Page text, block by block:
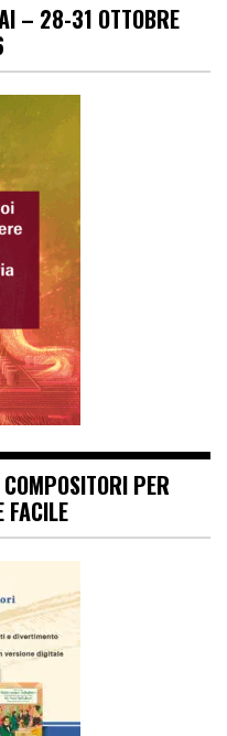
– 28-31 OTTOBRE
PER
FACILE